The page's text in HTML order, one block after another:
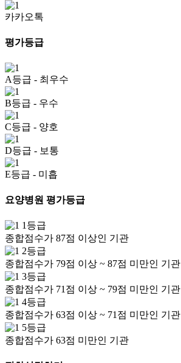
카카오톡
평가등급
A등급 - 최우수
B등급 - 우수
C등급 - 양호
D등급 - 보통
E등급 - 미흡
요양병원 평가등급
1등급
종합점수가 87점 이상인 기관
2등급
종합점수가 79점 이상 ~ 87점 미만인 기관
3등급
종합점수가 71점 이상 ~ 79점 미만인 기관
4등급
종합점수가 63점 이상 ~ 71점 미만인 기관
5등급
종합점수가 63점 미만인 기관